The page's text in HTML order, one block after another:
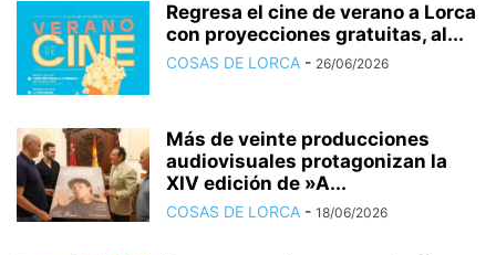
Regresa el cine de verano a Lorca
con proyecciones gratuitas, al...
COSAS DE LORCA - 26/06/2026
Más de veinte producciones
audiovisuales protagonizan la
XIV edición de »A...
COSAS DE LORCA - 18/06/2026